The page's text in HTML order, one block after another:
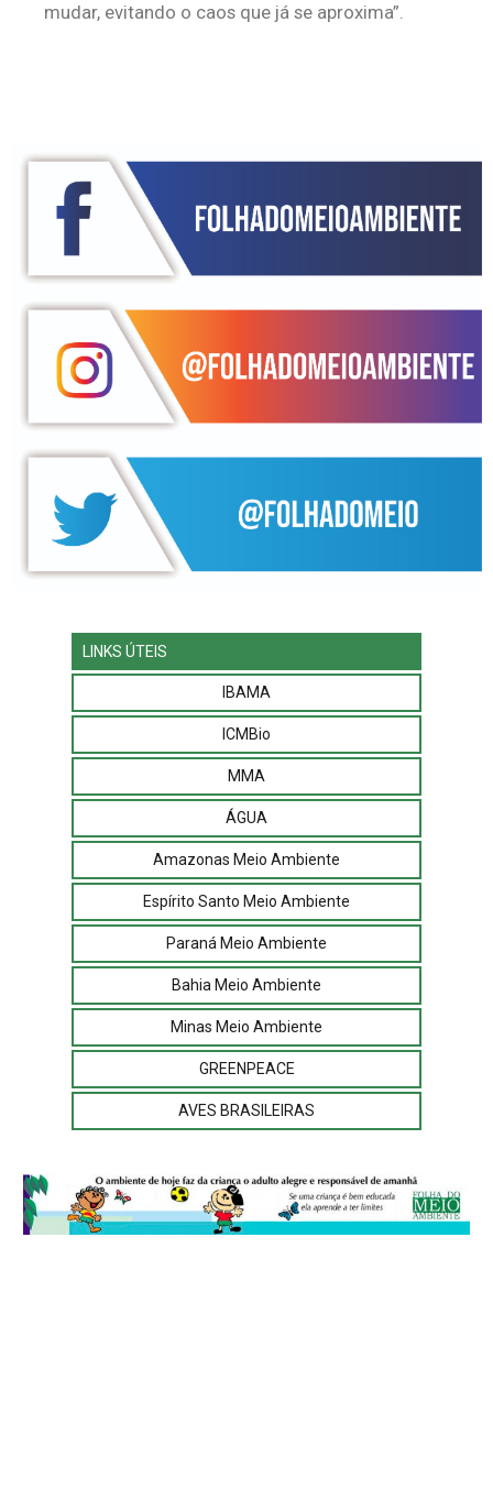
mudar, evitando o caos que já se aproxima”.
LINKS ÚTEIS
IBAMA
ICMBio
MMA
ÁGUA
Amazonas Meio Ambiente
Espírito Santo Meio Ambiente
Paraná Meio Ambiente
Bahia Meio Ambiente
Minas Meio Ambiente
GREENPEACE
AVES BRASILEIRAS